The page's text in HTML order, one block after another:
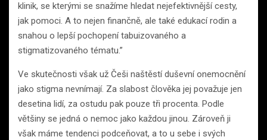
klinik, se kterými se snažíme hledat nejefektivnější cesty,
jak pomoci. A to nejen finančně, ale také edukací rodin a
snahou o lepší pochopení tabuizovaného a
stigmatizovaného tématu.”
Ve skutečnosti však už Češi naštěstí duševní onemocnění
jako stigma nevnímají. Za slabost člověka jej považuje jen
desetina lidí, za ostudu pak pouze tři procenta. Podle
většiny se jedná o nemoc jako každou jinou. Zároveň ji
však máme tendenci podceňovat, a to u sebe i svých